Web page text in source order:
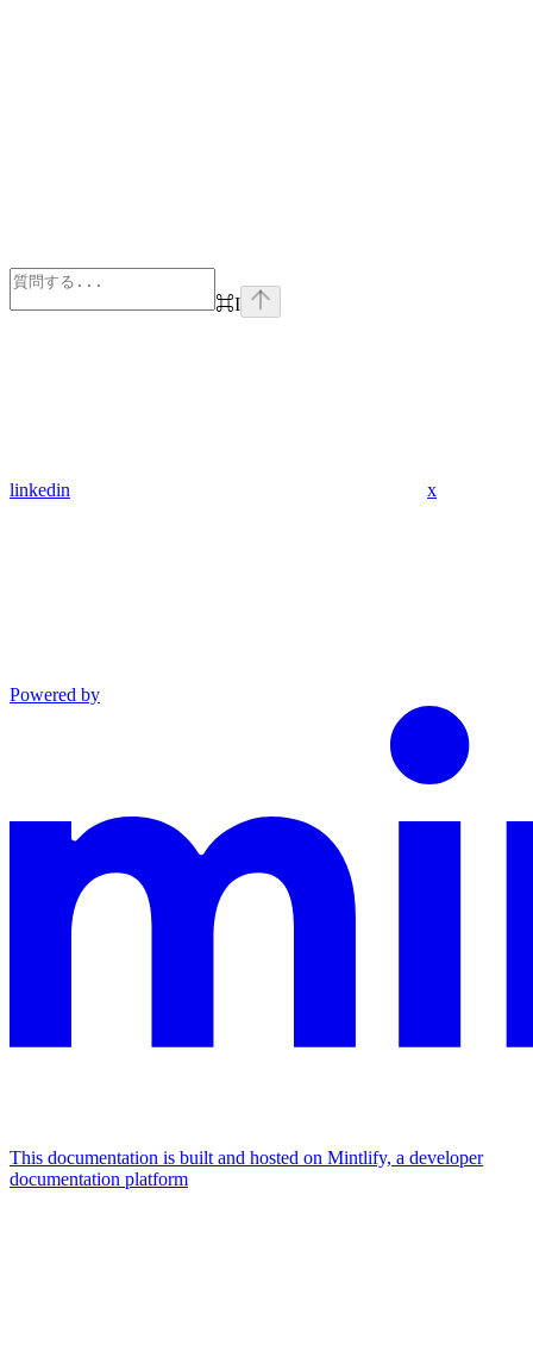
⌘I
linkedin x
Powered by
This documentation is built and hosted on Mintlify, a developer
documentation platform